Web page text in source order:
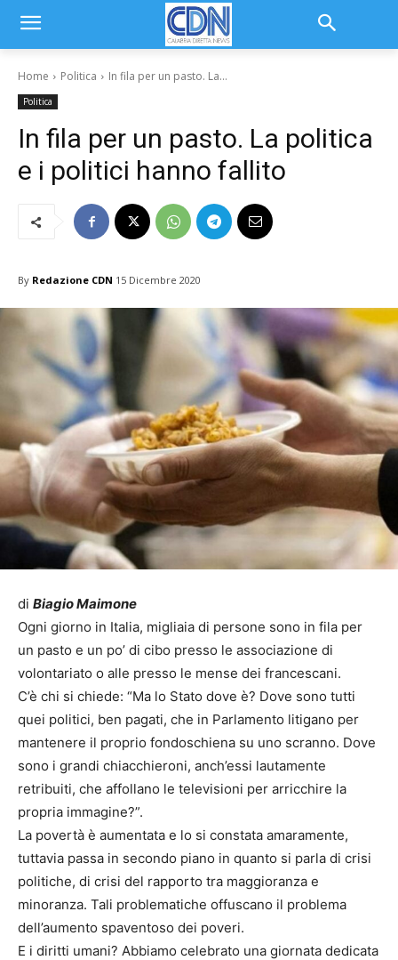
Home Politica In fila per un pasto. La...
Politica
In fila per un pasto. La politica
e i politici hanno fallito
By Redazione CDN 15 Dicembre 2020
di Biagio Maimone
Ogni giorno in Italia, migliaia di persone sono in fila per
un pasto e un po’ di cibo presso le associazione di
volontariato o alle presso le mense dei francescani.
C’è chi si chiede: “Ma lo Stato dove è? Dove sono tutti
quei politici, ben pagati, che in Parlamento litigano per
mantenere il proprio fondoschiena su uno scranno. Dove
sono i grandi chiacchieroni, anch’essi lautamente
retribuiti, che affollano le televisioni per arricchire la
propria immagine?”.
La povertà è aumentata e lo si constata amaramente,
tuttavia passa in secondo piano in quanto si parla di crisi
politiche, di crisi del rapporto tra maggioranza e
minoranza. Tali problematiche offuscano il problema
dell’aumento spaventoso dei poveri.
E i diritti umani? Abbiamo celebrato una giornata dedicata